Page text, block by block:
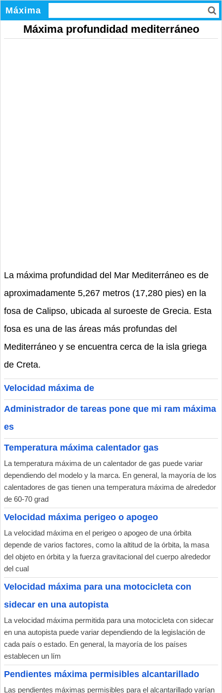
Máxima
Máxima profundidad mediterráneo
La máxima profundidad del Mar Mediterráneo es de
aproximadamente 5,267 metros (17,280 pies) en la
fosa de Calipso, ubicada al suroeste de Grecia. Esta
fosa es una de las áreas más profundas del
Mediterráneo y se encuentra cerca de la isla griega
de Creta.
Velocidad máxima de
Administrador de tareas pone que mi ram máxima
es
Temperatura máxima calentador gas
La temperatura máxima de un calentador de gas puede variar
dependiendo del modelo y la marca. En general, la mayoría de los
calentadores de gas tienen una temperatura máxima de alrededor
de 60-70 grad
Velocidad máxima perigeo o apogeo
La velocidad máxima en el perigeo o apogeo de una órbita
depende de varios factores, como la altitud de la órbita, la masa
del objeto en órbita y la fuerza gravitacional del cuerpo alrededor
del cual
Velocidad máxima para una motocicleta con
sidecar en una autopista
La velocidad máxima permitida para una motocicleta con sidecar
en una autopista puede variar dependiendo de la legislación de
cada país o estado. En general, la mayoría de los países
establecen un lím
Pendientes máxima permisibles alcantarillado
Las pendientes máximas permisibles para el alcantarillado varían